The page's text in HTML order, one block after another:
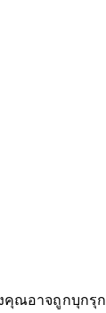
คุณอาจถูกบุกรุก